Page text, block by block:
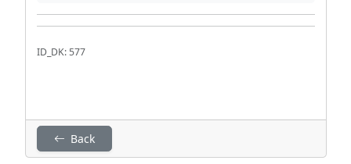
ID_DK: 577
Back